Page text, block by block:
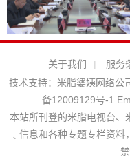
关于我们 | 服务
技术支持： 米脂婆姨网络公
备12009129号-1
本站所刊登的米脂电视台、
﹑信息和各种专题专栏资